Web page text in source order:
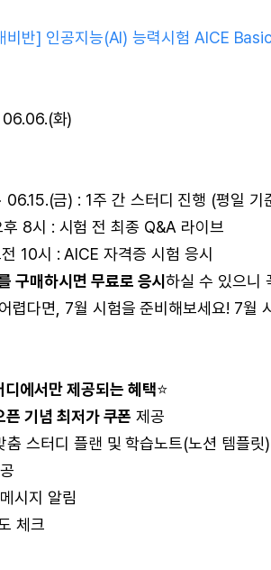
비반] 인공지능(AI) 능력시험 AICE
화)
금) : 1주 간 스터디 진행 (평일 기
8시 : 시험 전 최종 Q&A 라이브
10시 : AICE 자격증 시험 응시
구매하시면 무료로 응시하실 수 있으니
렵다면, 7월 시험을 준비해보세요! 7월
에서만 제공되는 혜택⭐
기념 최저가 쿠폰 제공
춤 스터디 플랜 및 학습노트(노션 템플릿
시지 알림
체크